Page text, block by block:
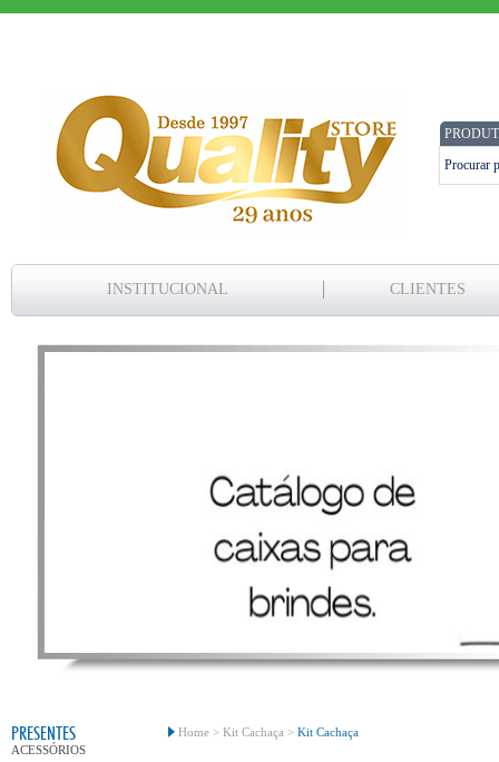
INSTITUCIONAL CLIENTES
PRESENTES
ACESSÓRIOS
Home > Kit Cachaça > Kit Cachaça